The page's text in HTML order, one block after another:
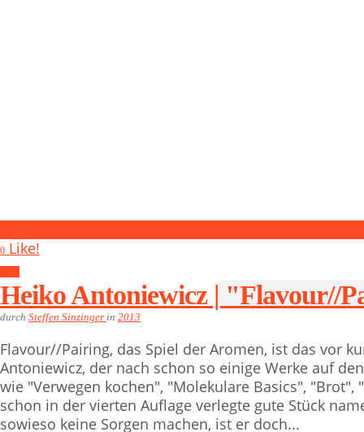
0 Like!
Heiko Antoniewicz | "Flavour//
durch Steffen Sinzinger in 2013
Flavour//Pairing, das Spiel der Aromen, ist das vor
Antoniewicz, der nach schon so einige Werke auf
wie "Verwegen kochen", "Molekulare Basics",
schon in der vierten Auflage verlegte gute Stück
sowieso keine Sorgen machen, ist er doch...